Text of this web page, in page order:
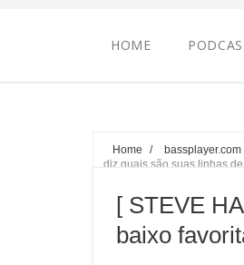
HOME
Home / bassplayer.com
diz quais são suas linhas
[ STEVE
baixo